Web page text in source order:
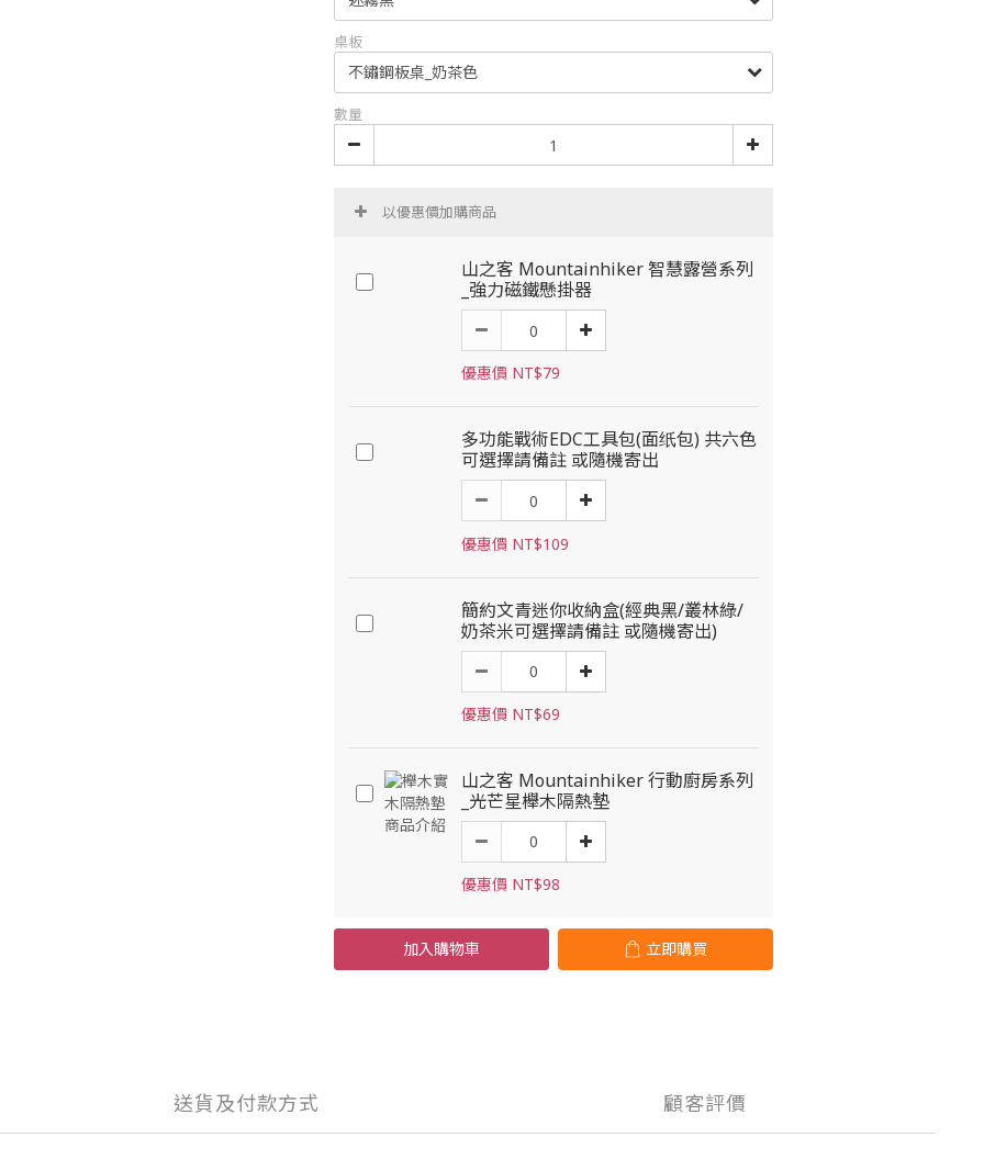
桌板
數量
以優惠價加購商品
山之客 Mountainhiker 智慧露營系列
_強力磁鐵懸掛器
優惠價 NT$79
多功能戰術EDC工具包(面纸包) 共六色
可選擇請備註 或隨機寄出
優惠價 NT$109
簡約文青迷你收納盒(經典黑/叢林綠/
奶茶米可選擇請備註 或隨機寄出)
優惠價 NT$69
山之客 Mountainhiker 行動廚房系列
_光芒星櫸木隔熱墊
優惠價 NT$98
加入購物車 立即購買
送貨及付款方式 顧客評價